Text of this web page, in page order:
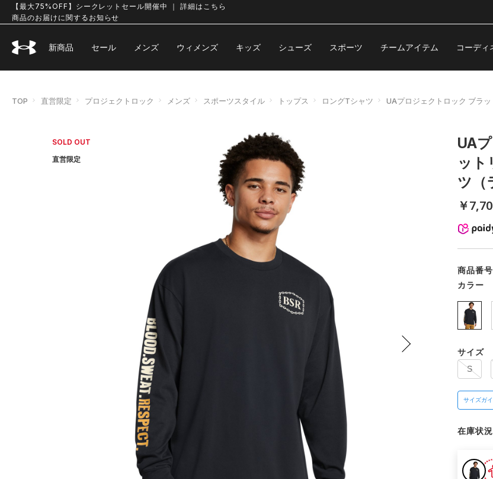
【最大75%OFF】シークレットセール開催中 ｜ 詳細はこちら
商品のお届けに関するお知らせ
新商品 セール メンズ ウィメンズ キッズ シューズ スポーツ チームアイテム コーディ
TOP 直営限定 プロジェクトロック メンズ スポーツスタイル トップス ロングTシャツ UAプロジェクトロック ブラ
SOLD OUT
直営限定
UA
ット
ツ（
￥
商品番号
カラー
サイズ
S
サイズガ
在庫状況